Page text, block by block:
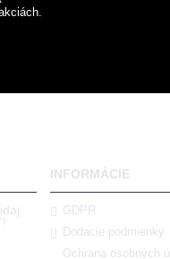
INFORMÁCIE
GDPR
Dodacie podmienky
Ochrana osobných